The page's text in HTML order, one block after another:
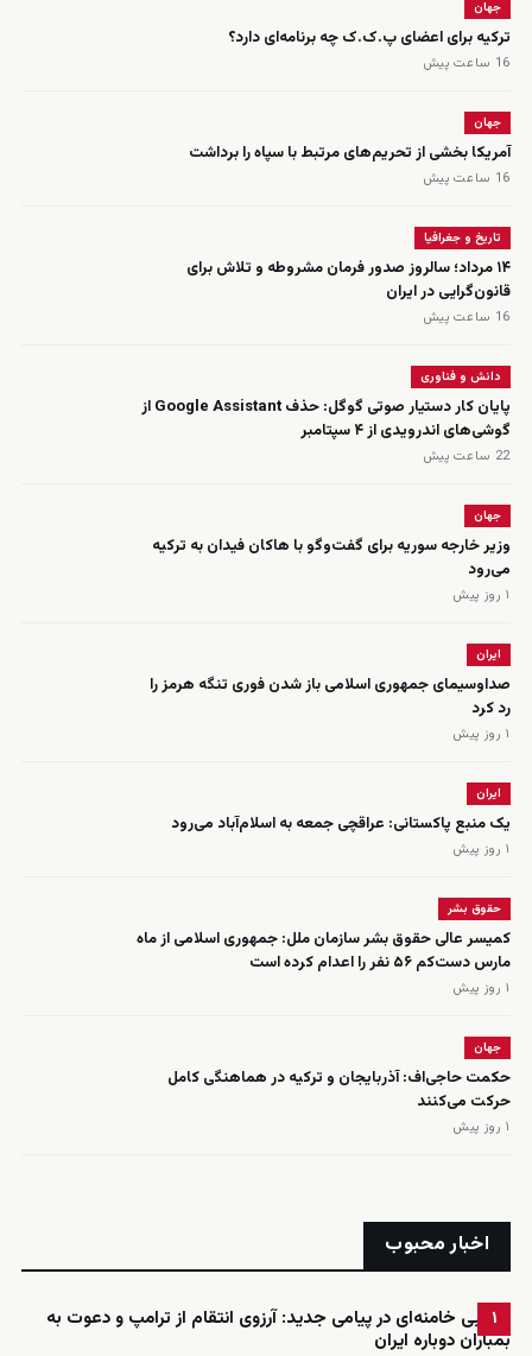
جهان
ترکیه برای اعضای پ.ک.ک چه برنامه‌ای دارد؟
16 ساعت پیش
جهان
آمریکا بخشی از تحریم‌های مرتبط با سپاه را برداشت
16 ساعت پیش
تاریخ و جغرافیا
۱۴ مرداد؛ سالروز صدور فرمان مشروطه و تلاش برای
قانون‌گرایی در ایران
16 ساعت پیش
دانش و فناوری
پایان کار دستیار صوتی گوگل: حذف Google Assistant از
گوشی‌های اندرویدی از ۴ سپتامبر
22 ساعت پیش
جهان
وزیر خارجه سوریه برای گفت‌وگو با هاکان فیدان به ترکیه
می‌رود
۱ روز پیش
ایران
صداوسیمای جمهوری اسلامی باز شدن فوری تنگه هرمز را
رد کرد
۱ روز پیش
ایران
یک منبع پاکستانی: عراقچی جمعه به اسلام‌آباد می‌رود
۱ روز پیش
حقوق بشر
کمیسر عالی حقوق بشر سازمان ملل: جمهوری اسلامی از ماه
مارس دست‌کم ۵۶ نفر را اعدام کرده است
۱ روز پیش
جهان
حکمت حاجی‌اف: آذربایجان و ترکیه در هماهنگی کامل
حرکت می‌کنند
۱ روز پیش
اخبار محبوب
۱
مجتبی خامنه‌ای در پیامی جدید: آرزوی انتقام از ترامپ و دعوت به
بمباران دوباره ایران